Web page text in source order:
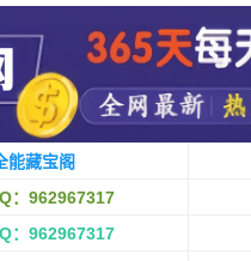
能藏宝阁
：962967317
：962967317